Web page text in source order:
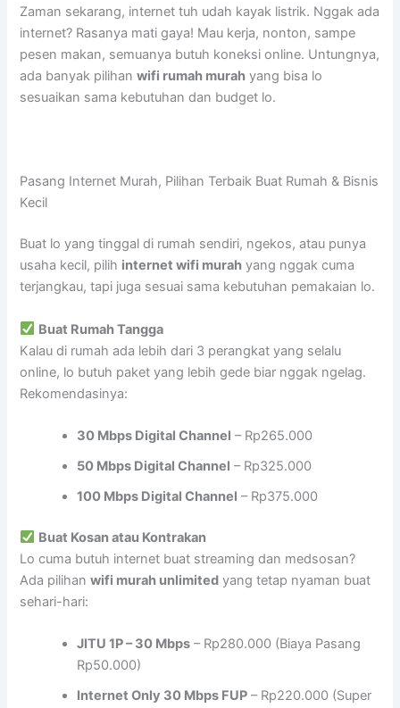
Zaman sekarang, internet tuh udah kayak listrik. Nggak ada
internet? Rasanya mati gaya! Mau kerja, nonton, sampe
pesen makan, semuanya butuh koneksi online. Untungnya,
ada banyak pilihanwifi rumah murah yang bisa lo
sesuaikan sama kebutuhan dan budget lo.
Pasang Internet Murah, Pilihan Terbaik Buat Rumah & Bisnis
Kecil
Buat lo yang tinggal di rumah sendiri, ngekos, atau punya
usaha kecil, pilih internet wifi murah yang nggak cuma
terjangkau, tapi juga sesuai sama kebutuhan pemakaian lo.
Buat Rumah Tangga
Kalau di rumah ada lebih dari 3 perangkat yang selalu
online, lo butuh paket yang lebih gede biar nggak ngelag.
Rekomendasinya:
30 Mbps Digital Channel – Rp265.000
50 Mbps Digital Channel – Rp325.000
100 Mbps Digital Channel – Rp375.000
Buat Kosan atau Kontrakan
Lo cuma butuh internet buat streaming dan medsosan?
Ada pilihanwifi murah unlimited yang tetap nyaman buat
sehari-hari:
JITU 1P – 30 Mbps – Rp280.000 (Biaya Pasang
Rp50.000)
Internet Only 30 Mbps FUP – Rp220.000 (Super